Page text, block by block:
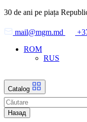
Skip
the
content
30 de ani pe piața
mail@mgm.md
ROM
RUS
Catalog
Назад